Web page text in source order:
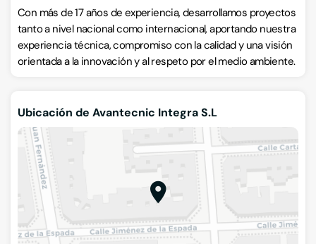
Con más de 17 años de experiencia, desarrollamos proyectos
tanto a nivel nacional como internacional, aportando nuestra
experiencia técnica, compromiso con la calidad y una visión
orientada a la innovación y al respeto por el medio ambiente.
Ubicación de Avantecnic Integra S.L